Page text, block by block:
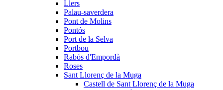
Llers
Palau-saverdera
Pont de Molins
Pontós
Port de la Selva
Portbou
Rabós d'Empordà
Roses
Sant Llorenç de la Muga
Castell de Sant Llorenç de la Muga